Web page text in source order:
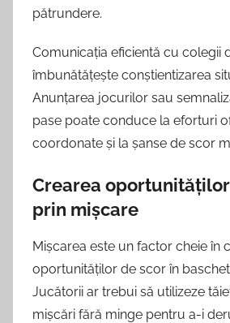
pătrundere.
Comunicația eficientă cu colegii
îmbunătățește conștientizarea
Anunțarea jocurilor sau
pase poate conduce la eforturi
coordonate și la șanse de scor
Crearea
prin mișcare
Mișcarea este un factor cheie în
oportunităților de scor în
Jucătorii ar trebui să utilizeze
mișcări fără minge pentru a-i